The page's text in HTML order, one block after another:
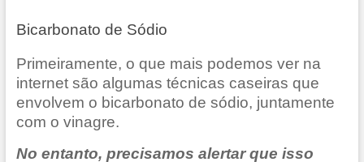
Bicarbonato de Sódio
Primeiramente, o que mais podemos ver na
internet são algumas técnicas caseiras que
envolvem o bicarbonato de sódio, juntamente
com o vinagre.
No entanto, precisamos alertar que isso